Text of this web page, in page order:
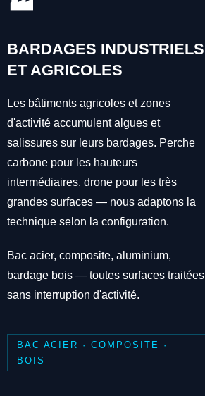
BARDAGES INDUSTRIELS
ET AGRICOLES
Les bâtiments agricoles et zones
d'activité accumulent algues et
salissures sur leurs bardages. Perche
carbone pour les hauteurs
intermédiaires, drone pour les très
grandes surfaces — nous adaptons la
technique selon la configuration.
Bac acier, composite, aluminium,
bardage bois — toutes surfaces traitées
sans interruption d'activité.
BAC ACIER · COMPOSITE ·
BOIS